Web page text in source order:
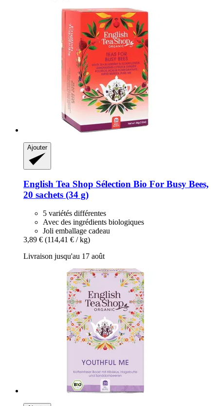
Ajouter
English Tea Shop Sélection Bio For Busy Bees,
20 sachets (34 g)
5 variétés différentes
Avec des ingrédients biologiques
Joli emballage cadeau
3,89 € (114,41 € / kg)
Livraison jusqu'au 17 août